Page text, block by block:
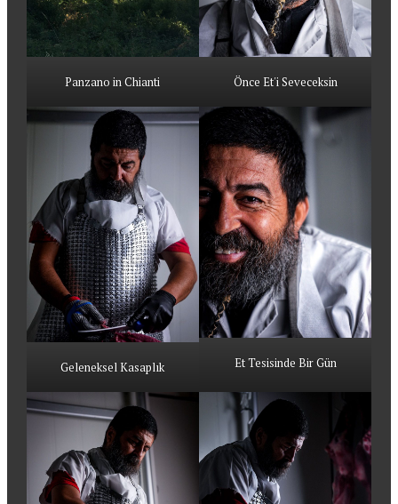
Panzano in Chianti Önce Et'i Seveceksin
Geleneksel Kasaplık Et Tesisinde Bir Gün